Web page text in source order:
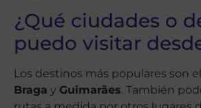
¿Qué ciudades o
puedo visitar
Los destinos más populares son el
Braga y Guimarães. También